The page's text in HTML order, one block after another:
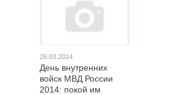
26.03.2014
День внутренних
войск МВД России
2014: покой им